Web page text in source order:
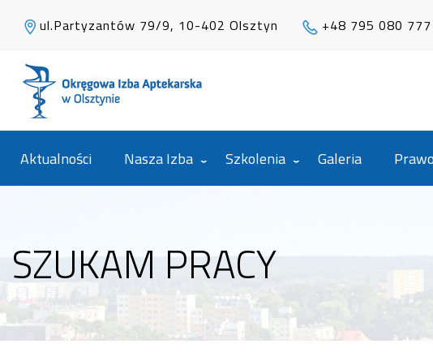
ul.Partyzantów 79/9, 10-402 Olsztyn +48 795 080 777
Aktualności Nasza Izba Szkolenia Galeria Prawo
SZUKAM PRACY